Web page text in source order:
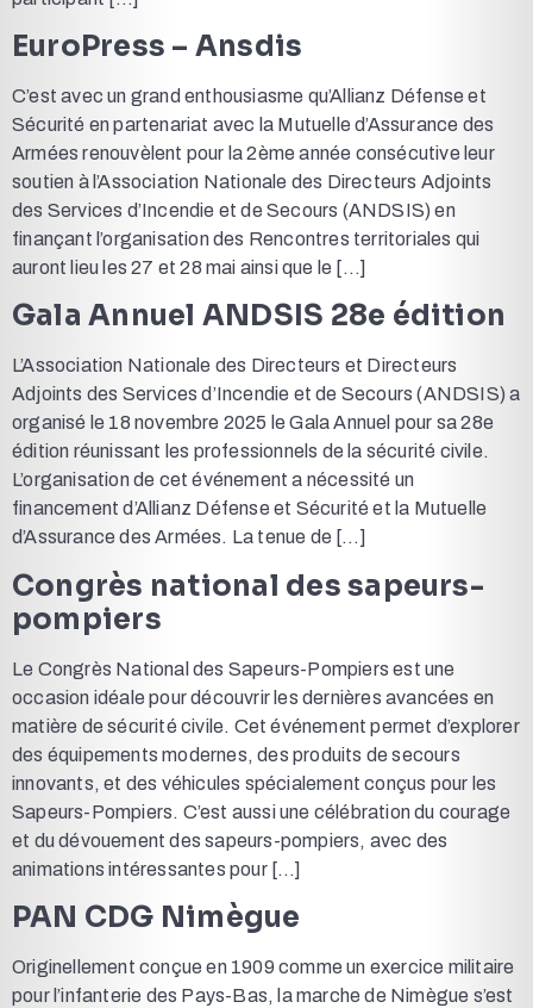
EuroPress – Ansdis
C’est avec un grand enthousiasme qu’Allianz Défense et
Sécurité en partenariat avec la Mutuelle d’Assurance des
Armées renouvèlent pour la 2ème année consécutive leur
soutien à l’Association Nationale des Directeurs Adjoints
des Services d’Incendie et de Secours (ANDSIS) en
finançant l’organisation des Rencontres territoriales qui
auront lieu les 27 et 28 mai ainsi que le […]
Gala Annuel ANDSIS 28e édition
L’Association Nationale des Directeurs et Directeurs
Adjoints des Services d’Incendie et de Secours (ANDSIS) a
organisé le 18 novembre 2025 le Gala Annuel pour sa 28e
édition réunissant les professionnels de la sécurité civile.
L’organisation de cet événement a nécessité un
financement d’Allianz Défense et Sécurité et la Mutuelle
d’Assurance des Armées. La tenue de […]
Congrès national des sapeurs-
pompiers
Le Congrès National des Sapeurs-Pompiers est une
occasion idéale pour découvrir les dernières avancées en
matière de sécurité civile. Cet événement permet d’explorer
des équipements modernes, des produits de secours
innovants, et des véhicules spécialement conçus pour les
Sapeurs-Pompiers. C’est aussi une célébration du courage
et du dévouement des sapeurs-pompiers, avec des
animations intéressantes pour […]
PAN CDG Nimègue
Originellement conçue en 1909 comme un exercice militaire
pour l’infanterie des Pays-Bas, la marche de Nimègue s’est